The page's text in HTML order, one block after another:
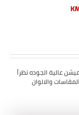
عالية الجوده نظراً
والالوان